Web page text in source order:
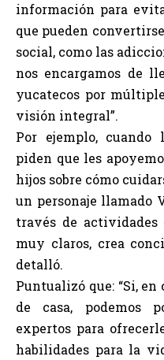
información para
que pueden
social, como las
nos encargamos de
yucatecos por
visión integral”.
Por ejemplo,
piden que les
hijos sobre cómo
un personaje llamado
través de
muy claros, crea
detalló.
Puntualizó que: “Si,
de casa, podemos
expertos para
habilidades para la